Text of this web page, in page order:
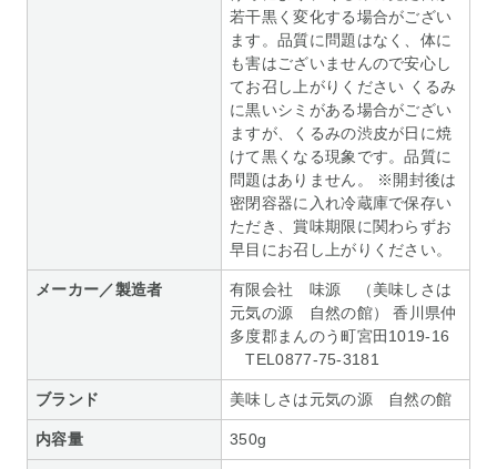
若干黒く変化する場合がござい
ます。品質に問題はなく、体に
も害はございませんので安心し
てお召し上がりください くるみ
に黒いシミがある場合がござい
ますが、くるみの渋皮が日に焼
けて黒くなる現象です。品質に
問題はありません。 ※開封後は
密閉容器に入れ冷蔵庫で保存い
ただき、賞味期限に関わらずお
早目にお召し上がりください。
メーカー／製造者
有限会社 味源 （美味しさは
元気の源 自然の館） 香川県仲
多度郡まんのう町宮田1019-16
TEL0877-75-3181
ブランド 美味しさは元気の源 自然の館
内容量 350g